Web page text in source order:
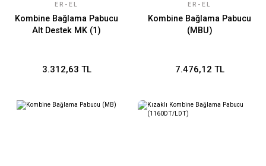
ER-EL
Kombine Bağlama Pabucu
Alt Destek MK (1)
3.312,63 TL
ER-EL
Kombine Bağlama Pabucu
(MBU)
7.476,12 TL